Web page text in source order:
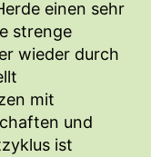
einen sehr
strenge
wieder durch
mit
und
ist